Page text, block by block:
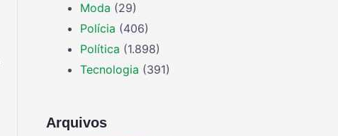
Moda (29)
Polícia (406)
Política (1.898)
Tecnologia (391)
Arquivos